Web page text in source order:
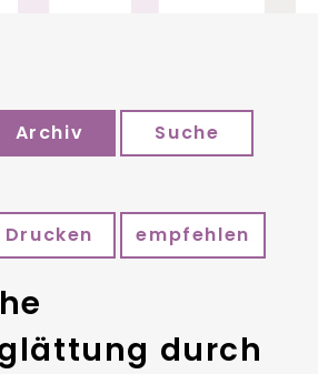
Archiv Suche
Drucken empfehlen
durch